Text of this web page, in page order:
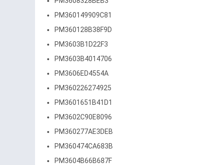
PM360149909C81
PM360128B38F9D
PM3603B1D22F3
PM3603B4014706
PM3606ED4554A
PM360226274925
PM3601651B41D1
PM3602C90E8096
PM360277AE3DEB
PM360474CA683B
PM3604B66B687F